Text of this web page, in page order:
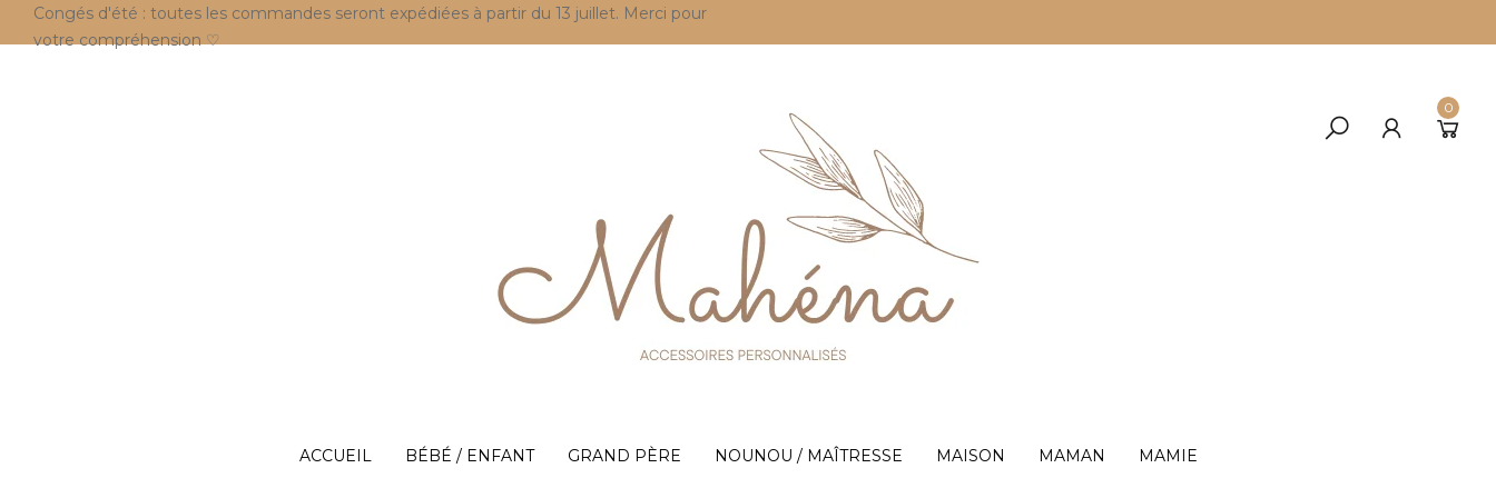
Congés d'été : toutes les commandes seront expédiées à partir du 13 juillet. Merci pour
votre compréhension ♡
0
ACCUEIL BÉBÉ / ENFANT GRAND PÈRE NOUNOU / MAÎTRESSE MAISON MAMAN MAMIE